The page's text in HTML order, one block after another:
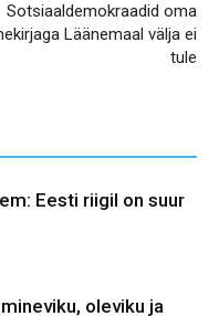
Sotsiaaldemokraadid oma
Läänemaal välja ei
tule
Eesti riigil on suur
oleviku ja